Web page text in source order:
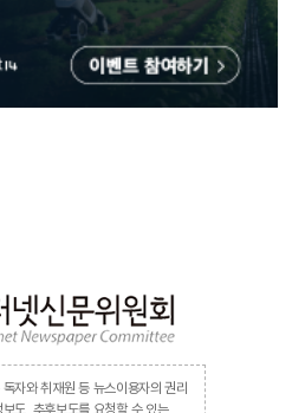
자와 취재원 등 뉴스이용자의 권리
도, 추후보도를 요청할 수 있는